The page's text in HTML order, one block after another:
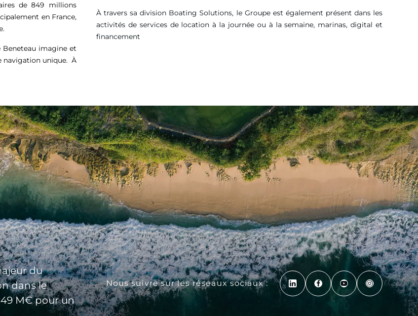
de 849 millions
en France,
imagine et
navigation unique. À
À travers sa division Boating Solutions, le Groupe est également présent dans les
activités de services de location à la journée ou à la semaine, marinas, digital et
financement
du
dans le
M€ pour un
Nous suivre sur les réseaux sociaux :